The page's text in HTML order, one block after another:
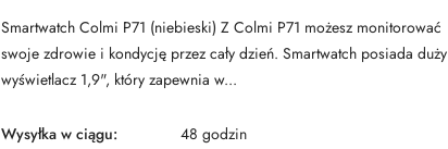
Smartwatch Colmi P71 (niebieski) Z Colmi P71 możesz monitorować
swoje zdrowie i kondycję przez cały dzień. Smartwatch posiada duży
wyświetlacz 1,9", który zapewnia w...
Wysyłka w ciągu: 48 godzin